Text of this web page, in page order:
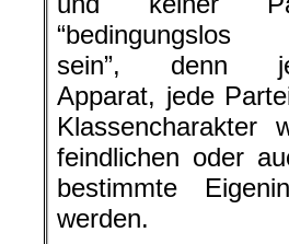
“bedingungslos
sein”, denn
Apparat, jede
feindlichen oder
bestimmte
werden.